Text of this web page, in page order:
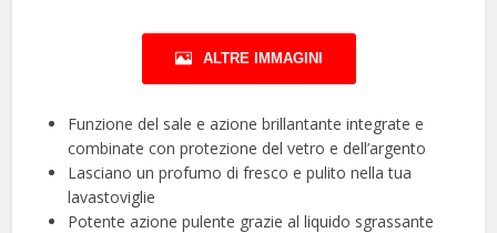
ALTRE IMMAGINI
Funzione del sale e azione brillantante integrate e
combinate con protezione del vetro e dell’argento
Lasciano un profumo di fresco e pulito nella tua
lavastoviglie
Potente azione pulente grazie al liquido sgrassante